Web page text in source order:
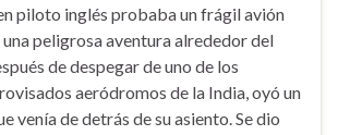
piloto inglés probaba un frágil avión
peligrosa aventura alrededor del
de despegar de uno de los
aeródromos de la India, oyó un
venía de detrás de su asiento. Se dio